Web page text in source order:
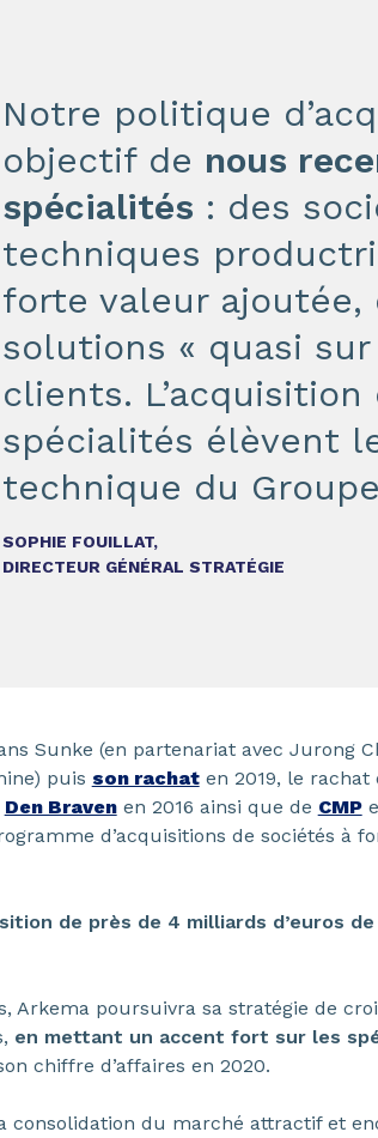
Notre politique
objectif de nous
spécialités : des
techniques
forte valeur ajoutée,
solutions « quasi
clients.
spécialités élèvent
technique du
SOPHIE FOUILLAT,
DIRECTEUR GÉNÉRAL STRATÉGIE
Sunke (en partenariat avec Jurong
puis son rachaten 2019, le rachat
Den Bravenen 2016 ainsi que de CMP
d’acquisitions de sociétés à
de près de 4 milliards d’euros
Arkema poursuivra sa stratégie de
en mettant un accent fort sur les
chiffre d’affaires en 2020.
consolidation du marché attractif et